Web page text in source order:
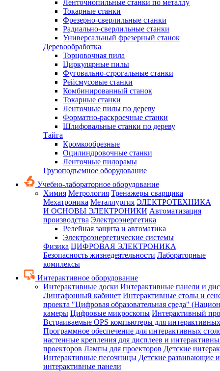
Ленточнопильные станки по металлу
Токарные станки
Фрезерно-сверлильные станки
Радиально-сверлильные станки
Универсальный фрезерный станок
Деревообработка
Торцовочная пила
Циркулярные пилы
Фуговально-строгальные станки
Рейсмусовые станки
Комбинированный станок
Токарные станки
Ленточные пилы по дереву
Форматно-раскроечные станки
Шлифовальные станки по дереву
Тайга
Кромкообрезные
Оцилиндровочные станки
Ленточные пилорамы
Грузоподъемное оборудование
Учебно-лабораторное оборудование
Химия Метрология Тренажеры сварщика
Мехатроника Металлургия ЭЛЕКТРОТЕХНИКА
И ОСНОВЫ ЭЛЕКТРОНИКИ Автоматизация
производства Электроэнергетика
Релейная защита и автоматика
Электроэнергетические системы
Физика ЦИФРОВАЯ ЭЛЕКТРОНИКА
Безопасность жизнедеятельности Лабораторные
комплексы
Интерактивное оборудование
Интерактивные доски Интерактивные панели и
Лингафонный кабинет Интерактивные столы и
проекта "Цифровая образовательная среда"
камеры Цифровые микроскопы Интерактивный
Встраиваемые OPS компьютеры для
Программное обеспечение для интерактивных
настенные крепления для дисплеев и
проекторов Лампы для проекторов Детские
Интерактивные песочницы Детские развивающие
интерактивные панели